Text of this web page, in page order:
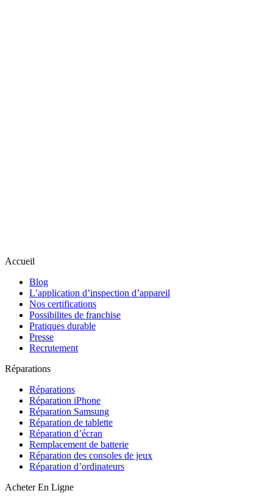
Accueil
Blog
L’application d’inspection d’appareil
Nos certifications
Possibilites de franchise
Pratiques durable
Presse
Recrutement
Réparations
Réparations
Réparation iPhone
Réparation Samsung
Réparation de tablette
Réparation d’écran
Remplacement de batterie
Réparation des consoles de jeux
Réparation d’ordinateurs
Acheter En Ligne